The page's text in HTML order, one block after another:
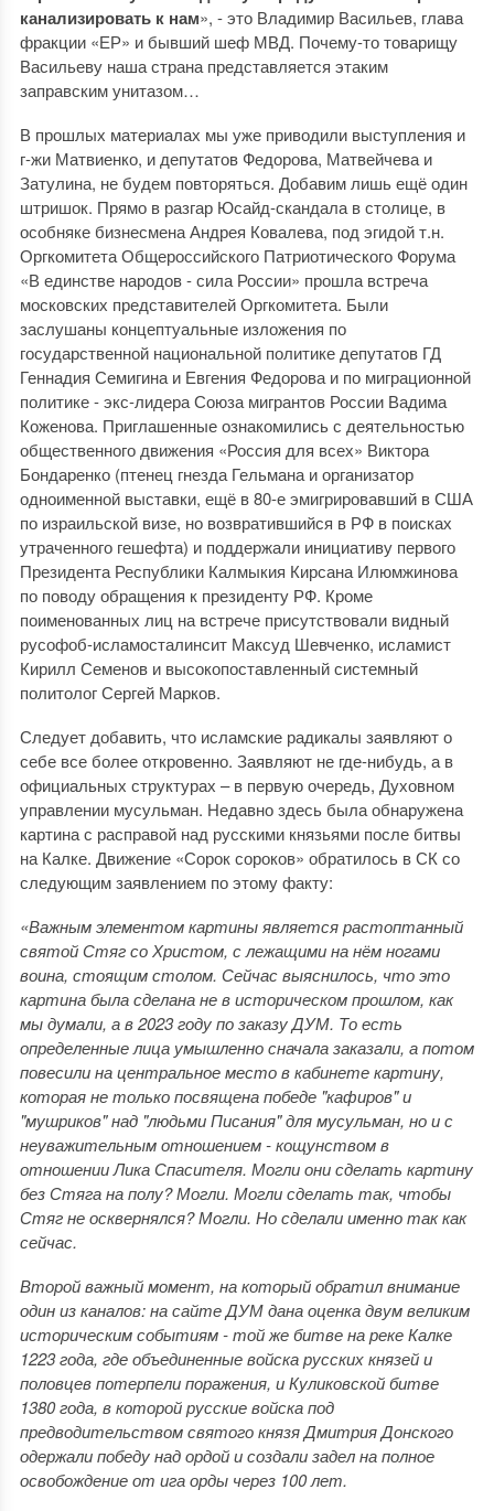
канализировать к нам», - это Владимир Васильев, глава
фракции «ЕР» и бывший шеф МВД. Почему-то товарищу
Васильеву наша страна представляется этаким
заправским унитазом…
В прошлых материалах мы уже приводили выступления и
г-жи Матвиенко, и депутатов Федорова, Матвейчева и
Затулина, не будем повторяться. Добавим лишь ещё один
штришок. Прямо в разгар Юсайд-скандала в столице, в
особняке бизнесмена Андрея Ковалева, под эгидой т.н.
Оргкомитета Общероссийского Патриотического Форума
«В единстве народов - сила России» прошла встреча
московских представителей Оргкомитета. Были
заслушаны концептуальные изложения по
государственной национальной политике депутатов ГД
Геннадия Семигина и Евгения Федорова и по миграционной
политике - экс-лидера Союза мигрантов России Вадима
Коженова. Приглашенные ознакомились с деятельностью
общественного движения «Россия для всех» Виктора
Бондаренко (птенец гнезда Гельмана и организатор
одноименной выставки, ещё в 80-е эмигрировавший в США
по израильской визе, но возвратившийся в РФ в поисках
утраченного гешефта) и поддержали инициативу первого
Президента Республики Калмыкия Кирсана Илюмжинова
по поводу обращения к президенту РФ. Кроме
поименованных лиц на встрече присутствовали видный
русофоб-исламосталинсит Максуд Шевченко, исламист
Кирилл Семенов и высокопоставленный системный
политолог Сергей Марков.
Следует добавить, что исламские радикалы заявляют о
себе все более откровенно. Заявляют не где-нибудь, а в
официальных структурах – в первую очередь, Духовном
управлении мусульман. Недавно здесь была обнаружена
картина с расправой над русскими князьями после битвы
на Калке. Движение «Сорок сороков» обратилось в СК со
следующим заявлением по этому факту:
«Важным элементом картины является растоптанный
святой Стяг со Христом, с лежащими на нём ногами
воина, стоящим столом. Сейчас выяснилось, что это
картина была сделана не в историческом прошлом, как
мы думали, а в 2023 году по заказу ДУМ. То есть
определенные лица умышленно сначала заказали, а потом
повесили на центральное место в кабинете картину,
которая не только посвящена победе "кафиров" и
"мушриков" над "людьми Писания" для мусульман, но и с
неуважительным отношением - кощунством в
отношении Лика Спасителя. Могли они сделать картину
без Стяга на полу? Могли. Могли сделать так, чтобы
Стяг не осквернялся? Могли. Но сделали именно так как
сейчас.
Второй важный момент, на который обратил внимание
один из каналов: на сайте ДУМ дана оценка двум великим
историческим событиям - той же битве на реке Калке
1223 года, где объединенные войска русских князей и
половцев потерпели поражения, и Куликовской битве
1380 года, в которой русские войска под
предводительством святого князя Дмитрия Донского
одержали победу над ордой и создали задел на полное
освобождение от ига орды через 100 лет.